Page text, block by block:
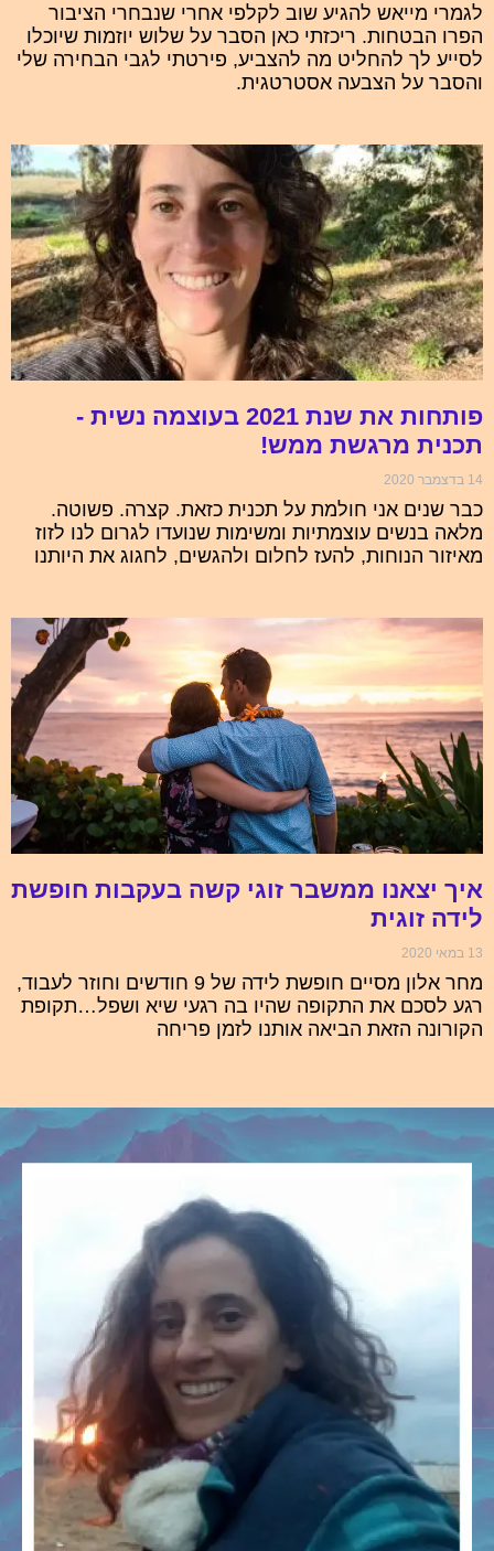
לגמרי מייאש להגיע שוב לקלפי אחרי שנבחרי הציבור
הפרו הבטחות. ריכזתי כאן הסבר על שלוש יוזמות שיוכלו
לסייע לך להחליט מה להצביע, פירטתי לגבי הבחירה שלי
והסבר על הצבעה אסטרטגית.
פותחות את שנת 2021 בעוצמה נשית -
תכנית מרגשת ממש!
14 בדצמבר 2020
כבר שנים אני חולמת על תכנית כזאת. קצרה. פשוטה.
מלאה בנשים עוצמתיות ומשימות שנועדו לגרום לנו לזוז
מאיזור הנוחות, להעז לחלום ולהגשים, לחגוג את היותנו
איך יצאנו ממשבר זוגי קשה בעקבות חופשת
לידה זוגית
13 במאי 2020
מחר אלון מסיים חופשת לידה של 9 חודשים וחוזר לעבוד,
רגע לסכם את התקופה שהיו בה רגעי שיא ושפל…תקופת
הקורונה הזאת הביאה אותנו לזמן פריחה